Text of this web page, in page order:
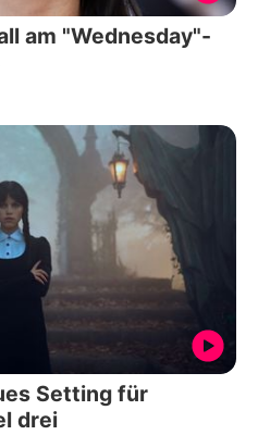
am "Wednesday"-
Setting für
drei